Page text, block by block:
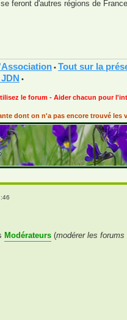
feront d'autres régions de France.
• Tout sur la
•
le forum - Aider chacun pour
dont on n'a pas encore trouvé les
Modérateurs (modérer les forums